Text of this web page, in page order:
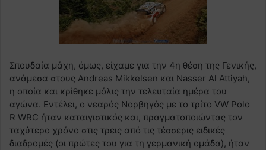
Σπουδαία μάχη, όμως, είχαμε για την 4η θέση της Γενικής,
ανάμεσα στους Andreas Mikkelsen και Nasser Al Attiyah,
η οποία και κρίθηκε μόλις την τελευταία ημέρα του
αγώνα. Εντέλει, ο νεαρός Νορβηγός με το τρίτο VW Polo
R WRC ήταν καταιγιστικός και, πραγματοποιώντας τον
ταχύτερο χρόνο στις τρεις από τις τέσσερις ειδικές
διαδρομές (οι πρώτες του για τη γερμανική ομάδα), ήταν